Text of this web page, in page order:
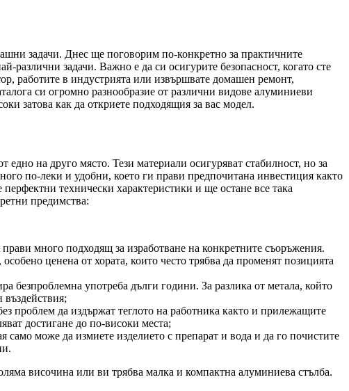
задачи. Днес ще поговорим по-конкретно за практичните
различни задачи. Важно е да си осигурите безопасност, когато сте
работите в индустрията или извършвате домашен ремонт,
си огромно разнообразие от различни видове алуминиеви
затова как да откриете подходящия за вас модел.
на друго място. Тези материали осигуряват стабилност, но за
по-леки и удобни, което ги прави предпочитана инвестиция както
технически характеристики и ще остане все така
предимства:
много подходящ за изработване на конкретните съоръжения.
ценена от хората, които често трябва да променят позицията
безпроблемна употреба дълги години. За разлика от метала, който
проблем да издържат теглото на работника както и прилежащите
достигане до по-високи места;
може да измиете изделието с препарат и вода и да го почистите
височина или ви трябва малка и компактна алуминиева стълба.